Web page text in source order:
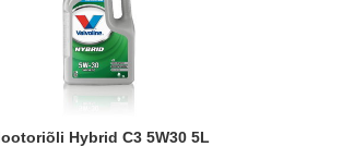
Mootoriõli Hybrid C3 5W30 5L